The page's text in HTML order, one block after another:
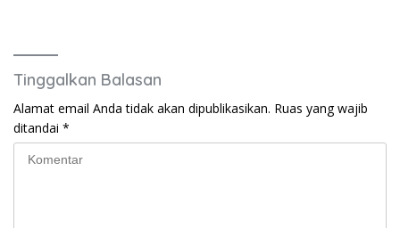
Tinggalkan Balasan
Alamat email Anda tidak akan dipublikasikan. Ruas yang wajib
ditandai *